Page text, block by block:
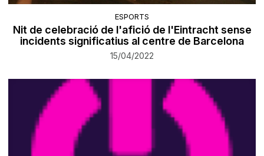
ESPORTS
Nit de celebració de l'afició de l'Eintracht sense
incidents significatius al centre de Barcelona
15/04/2022